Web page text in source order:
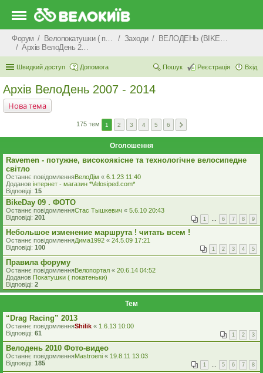
Форум Велопокатушки ( покатеньки), велопоходи, туризм. Заходи
ВЕЛОДЕНЬ (BIKEDAY)
Архів ВелоДень 2007 - 2014
Швидкий доступ Допомога Вхід
Реєстрація
Пошук
Архів ВелоДень 2007 - 2014
Нова тема
175 тем 1 2 3 4 5 6
Оголошення
Ravemen - потужне, високоякісне та технологічне велосипедне
світло
Останнє повідомленняВелоДім « 6.1.23 11:40
Доданов iнтернет - магазин *Velosiped.com*
Відповіді: 15
BikeDay 09 . ФОТО
Останнє повідомленняСтас Тышкевич « 5.6.10 20:43
Відповіді: 201 1 … 6 7 8 9
Небольшое изменение маршрута ! читать всем !
Останнє повідомленняДима1992 « 24.5.09 17:21
Відповіді: 100 1 2 3 4 5
Правила форуму
Останнє повідомленняВелопортал « 20.6.14 04:52
Доданов Покатушки ( покатеньки)
Відповіді: 2
Тем
“Drag Racing” 2013
Останнє повідомленняShilik « 1.6.13 10:00
Відповіді: 61 1 2 3
Велодень 2010 Фото-видео
Останнє повідомленняMastroeni « 19.8.11 13:03
Відповіді: 185 1 … 5 6 7 8